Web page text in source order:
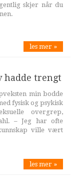
skjer når du
les mer »
hadde trengt
min bodde
fysisk og psykisk
overgrep,
– Jeg har ofte
ville vært
les mer »